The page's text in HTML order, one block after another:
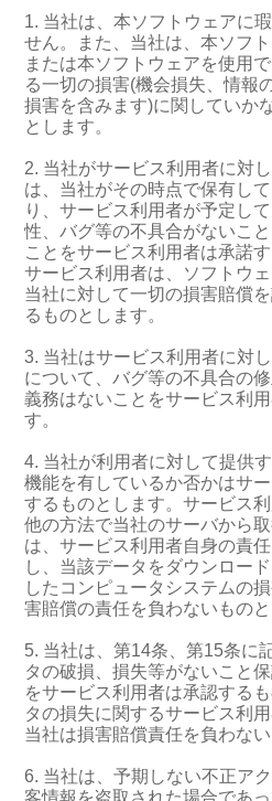
1. 当社は、本ソフトウェアに
せん。また、当社は、本ソフ
または本ソフトウェアを使用
る一切の損害(機会損失、情報
損害を含みます)に関していか
とします。
2. 当社がサービス利用者に対
は、当社がその時点で保有し
り、サービス利用者が予定し
性、バグ等の不具合がないこ
ことをサービス利用者は承諾
サービス利用者は、ソフトウ
当社に対して一切の損害賠償
るものとします。
3. 当社はサービス利用者に対
について、バグ等の不具合の
義務はないことをサービス利
す。
4. 当社が利用者に対して提供
機能を有しているか否かはサ
するものとします。サービス
他の方法で当社のサーバから
は、サービス利用者自身の責
し、当該データをダウンロー
したコンピュータシステムの
害賠償の責任を負わないものと
5. 当社は、第14条、第15条に
タの破損、損失等がないこと
をサービス利用者は承認する
タの損失に関するサービス利
当社は損害賠償責任を負わない
6. 当社は、予期しない不正ア
客情報を盗取された場合であ